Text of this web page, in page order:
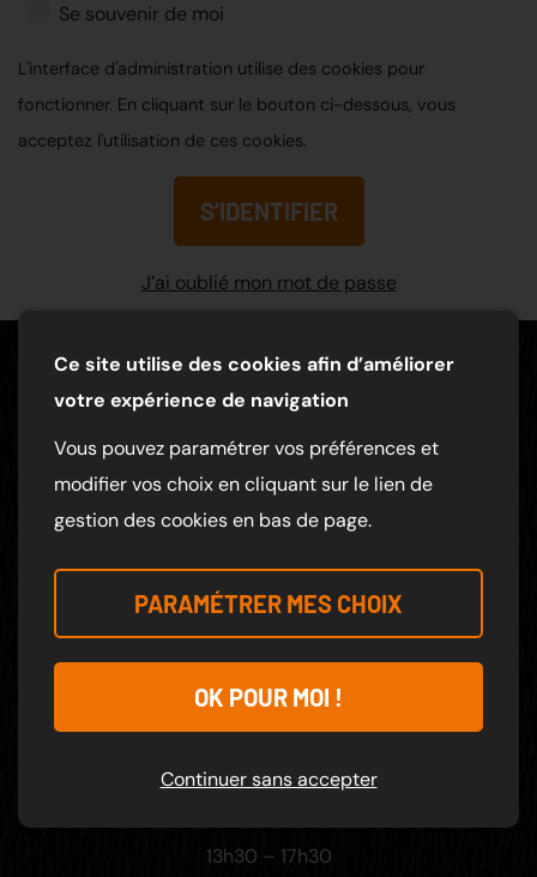
Se souvenir de moi
L'interface d'administration utilise des cookies pour
fonctionner. En cliquant sur le bouton ci-dessous, vous
acceptez l'utilisation de ces cookies.
S’IDENTIFIER
J’ai oublié mon mot de passe
NOS COORDONNÉES
6 RTE LA TOURLANDRY COSSE D'ANJOU
49120 CHEMILLE-EN-ANJOU
07 66 68 75 77
HORAIRES
Du lundi au vendredi :
13h30 – 17h30
Ce site utilise des cookies afin d’améliorer
votre expérience de navigation
Vous pouvez paramétrer vos préférences et
modifier vos choix en cliquant sur le lien de
gestion des cookies en bas de page.
PARAMÉTRER MES CHOIX
OK POUR MOI !
Continuer sans accepter